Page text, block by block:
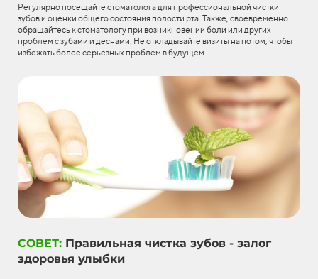
Регулярно посещайте стоматолога для профессиональной чистки
зубов и оценки общего состояния полости рта. Также, своевременно
обращайтесь к стоматологу при возникновении боли или других
проблем с зубами и деснами. Не откладывайте визиты на потом, чтобы
избежать более серьезных проблем в будущем.
СОВЕТ: Правильная чистка зубов - залог
здоровья улыбки